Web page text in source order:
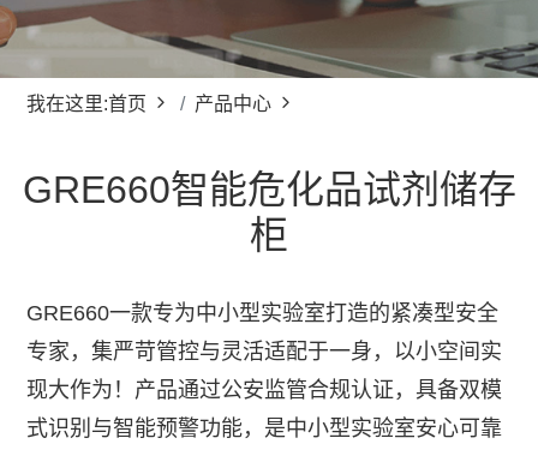
我在这里:首页 产品中心
GRE660智能危化品试剂储存
柜
GRE660一款专为中小型实验室打造的紧凑型安全
专家，集严苛管控与灵活适配于一身，以小空间实
现大作为！产品通过公安监管合规认证，具备双模
式识别与智能预警功能，是中小型实验室安心可靠